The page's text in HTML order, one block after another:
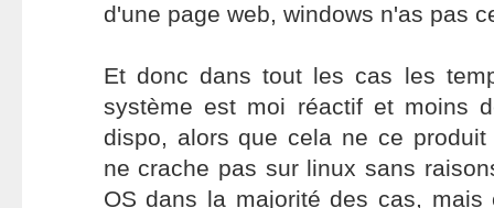
d'une page web, windows n'as pas
Et donc dans tout les cas les
système est moi réactif et moins
dispo, alors que cela ne ce
ne crache pas sur linux sans
OS dans la majorité des cas, mais